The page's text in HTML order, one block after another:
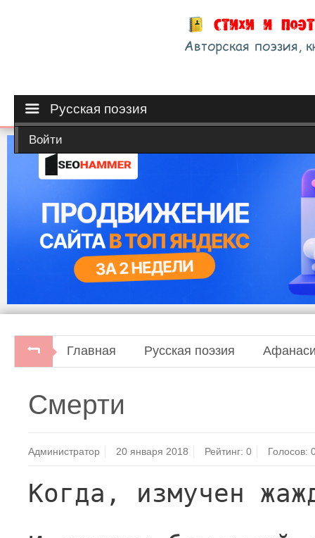
Русская поэзия
Войти
Главная Русская поэзия
Смерти
Администратор 20 января 2018 Рейтинг:0 Голосов:
Когда, измучен